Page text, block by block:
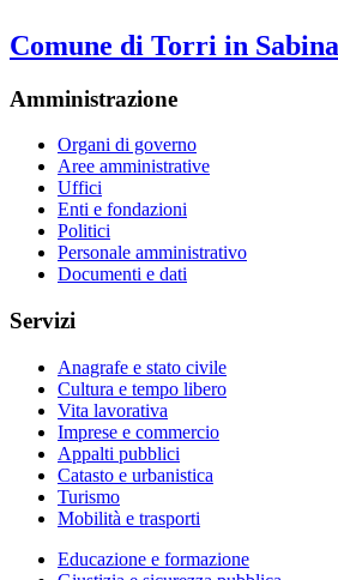
Comune di Torri in Sabina
Amministrazione
Organi di governo
Aree amministrative
Uffici
Enti e fondazioni
Politici
Personale amministrativo
Documenti e dati
Servizi
Anagrafe e stato civile
Cultura e tempo libero
Vita lavorativa
Imprese e commercio
Appalti pubblici
Catasto e urbanistica
Turismo
Mobilità e trasporti
Educazione e formazione